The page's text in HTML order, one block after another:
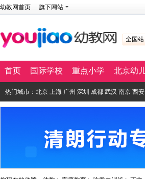
幼教网首页 旗下网站
全国站
首页 国际学校 重点小学 北京幼
热门城市： 北京 上海 广州 深圳 成都 武汉 南京 西安